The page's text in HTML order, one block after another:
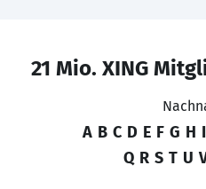
21 Mio. XING
A B C D E F G H I
Q R S T U